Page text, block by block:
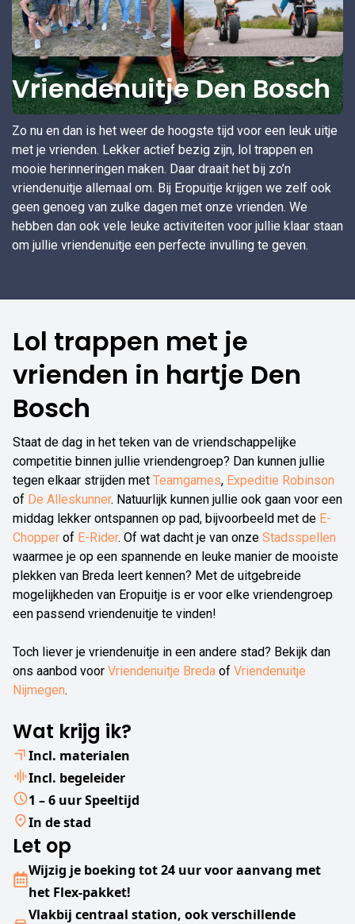
Vriendenuitje Den Bosch
Zo nu en dan is het weer de hoogste tijd voor een leuk uitje
met je vrienden. Lekker actief bezig zijn, lol trappen en
mooie herinneringen maken. Daar draait het bij zo’n
vriendenuitje allemaal om. Bij Eropuitje krijgen we zelf ook
geen genoeg van zulke dagen met onze vrienden. We
hebben dan ook vele leuke activiteiten voor jullie klaar staan
om jullie vriendenuitje een perfecte invulling te geven.
Lol trappen met je
vrienden in hartje Den
Bosch
Staat de dag in het teken van de vriendschappelijke
competitie binnen jullie vriendengroep? Dan kunnen jullie
tegen elkaar strijden met Teamgames, Expeditie Robinson
of De Alleskunner. Natuurlijk kunnen jullie ook gaan voor een
middag lekker ontspannen op pad, bijvoorbeeld met de E-
Chopper of E-Rider. Of wat dacht je van onze Stadsspellen
waarmee je op een spannende en leuke manier de mooiste
plekken van Breda leert kennen? Met de uitgebreide
mogelijkheden van Eropuitje is er voor elke vriendengroep
een passend vriendenuitje te vinden!
Toch liever je vriendenuitje in een andere stad? Bekijk dan
ons aanbod voor Vriendenuitje Breda of Vriendenuitje
Nijmegen.
Wat krijg ik?
Incl. begeleider
Incl. materialen
1 – 6 uur Speeltijd
In de stad
Let op
Wijzig je boeking tot 24 uur voor aanvang met
het Flex-pakket!
Vlakbij centraal station, ook verschillende